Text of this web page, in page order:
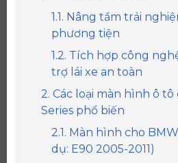
1.1. Nâng tầm trải
phương tiện
1.2. Tích hợp công
trợ lái xe an toàn
2. Các loại màn hình ô tô
Series phổ biến
2.1. Màn hình cho
dụ: E90 2005-2011)